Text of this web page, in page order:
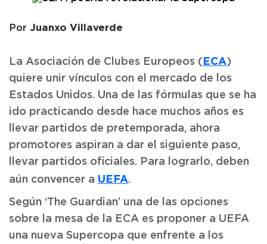
Por Juanxo Villaverde
La Asociación de Clubes Europeos (ECA)
quiere unir vínculos con el mercado de los
Estados Unidos. Una de las fórmulas que se ha
ido practicando desde hace muchos años es
llevar partidos de pretemporada, ahora
promotores aspiran a dar el siguiente paso,
llevar partidos oficiales. Para lograrlo, deben
aún convencer a UEFA.
Según ‘The Guardian’ una de las opciones
sobre la mesa de la ECA es proponer a UEFA
una nueva Supercopa que enfrente a los